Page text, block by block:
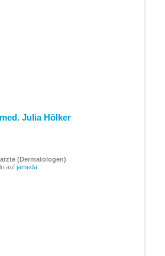
Julia Hölker
(Dermatologen)
auf jameda